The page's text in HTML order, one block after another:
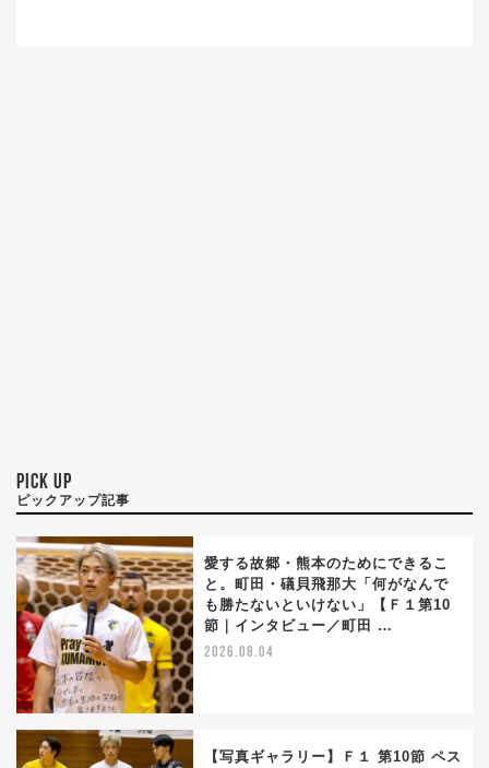
PICK UP
ピックアップ記事
愛する故郷・熊本のためにできるこ
と。町田・礒貝飛那大「何がなんで
も勝たないといけない」【Ｆ１第10
節｜インタビュー／町田 …
2026.08.04
【写真ギャラリー】Ｆ１ 第10節 ペス